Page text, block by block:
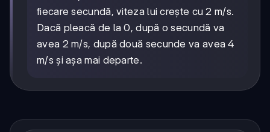
fiecare secundă, viteza lui crește cu 2 m/s.
Dacă pleacă de la 0, după o secundă va
avea 2 m/s, după două secunde va avea 4
m/s și așa mai departe.